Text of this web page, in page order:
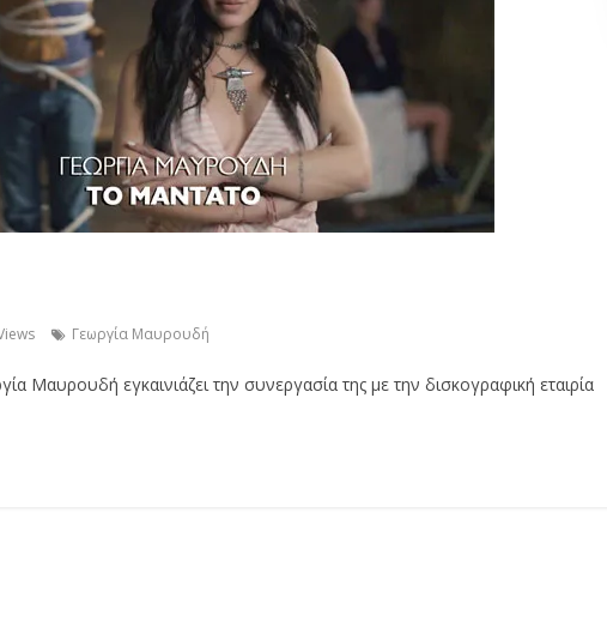
Γεωργία Μαυρουδή
Μαυρουδή εγκαινιάζει την συνεργασία της με την δισκογραφική εταιρία